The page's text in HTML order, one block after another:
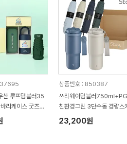
산 루프텀블러35
리케이스 굿즈세
상품번호 : 850387
쓰리웨이텀블러
친환경그린 3단수동 경량스
23,200원